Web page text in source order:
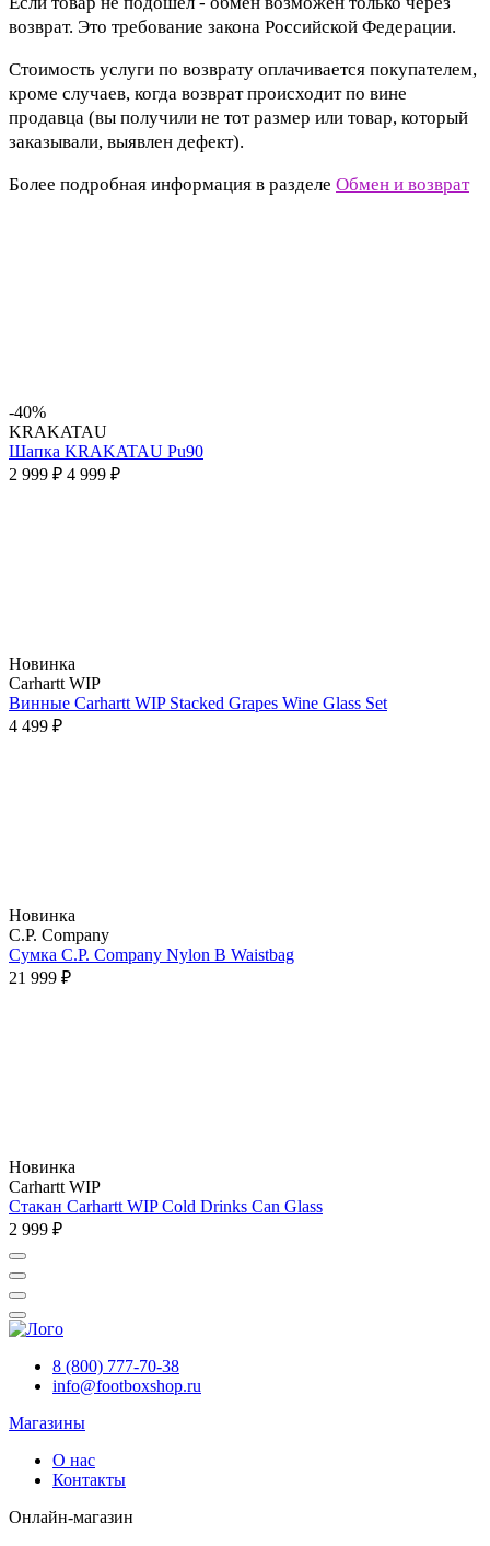
возврат. Это требование закона Российской Федерации.
Стоимость услуги по возврату оплачивается покупателем,
кроме случаев, когда возврат происходит по вине
продавца (вы получили не тот размер или товар, который
заказывали, выявлен дефект).
Более подробная информация в разделе Обмен и возврат
-40%
KRAKATAU
Шапка KRAKATAU Pu90
2 999 ₽ 4 999 ₽
Новинка
Carhartt WIP
Винные Carhartt WIP Stacked Grapes Wine Glass Set
4 499 ₽
Новинка
C.P. Company
Сумка C.P. Company Nylon B Waistbag
21 999 ₽
Новинка
Carhartt WIP
Стакан Carhartt WIP Cold Drinks Can Glass
2 999 ₽
8 (800) 777-70-38
info@footboxshop.ru
Магазины
О нас
Контакты
Онлайн-магазин